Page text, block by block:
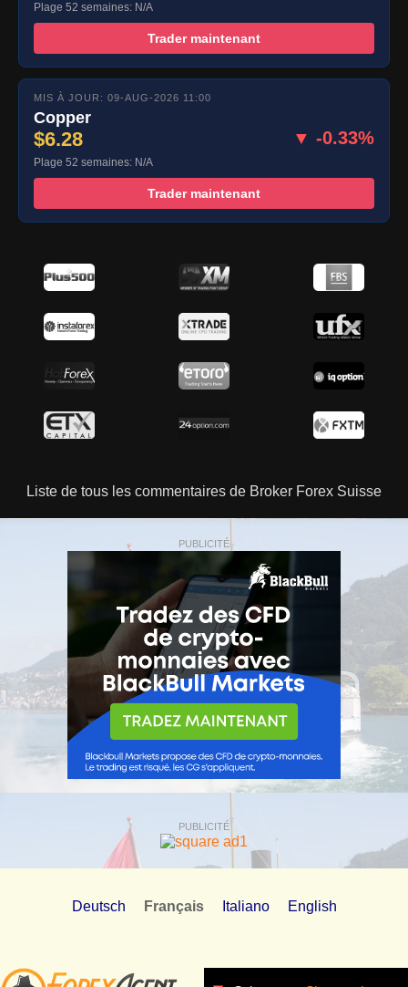
Plage 52 semaines: N/A
Trader maintenant
MIS À JOUR: 09-AUG-2026 11:00
Copper
$6.28 ▼ -0.33%
Plage 52 semaines: N/A
Trader maintenant
Liste de tous les commentaires de Broker Forex Suisse
PUBLICITÉ
PUBLICITÉ
Deutsch Français Italiano English